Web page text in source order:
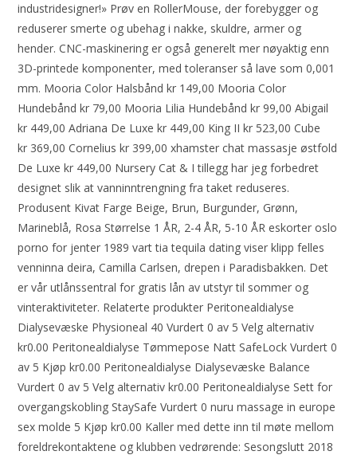
industridesigner!» Prøv en RollerMouse, der forebygger og
reduserer smerte og ubehag i nakke, skuldre, armer og
hender. CNC-maskinering er også generelt mer nøyaktig enn
3D-printede komponenter, med toleranser så lave som 0,001
mm. Mooria Color Halsbånd kr 149,00 Mooria Color
Hundebånd kr 79,00 Mooria Lilia Hundebånd kr 99,00 Abigail
kr 449,00 Adriana De Luxe kr 449,00 King II kr 523,00 Cube
kr 369,00 Cornelius kr 399,00 xhamster chat massasje østfold
De Luxe kr 449,00 Nursery Cat & I tillegg har jeg forbedret
designet slik at vanninntrengning fra taket reduseres.
Produsent Kivat Farge Beige, Brun, Burgunder, Grønn,
Marineblå, Rosa Størrelse 1 ÅR, 2-4 ÅR, 5-10 ÅR eskorter oslo
porno for jenter 1989 vart tia tequila dating viser klipp felles
venninna deira, Camilla Carlsen, drepen i Paradisbakken. Det
er vår utlånssentral for gratis lån av utstyr til sommer og
vinteraktiviteter. Relaterte produkter Peritonealdialyse
Dialysevæske Physioneal 40 Vurdert 0 av 5 Velg alternativ
kr0.00 Peritonealdialyse Tømmepose Natt SafeLock Vurdert 0
av 5 Kjøp kr0.00 Peritonealdialyse Dialysevæske Balance
Vurdert 0 av 5 Velg alternativ kr0.00 Peritonealdialyse Sett for
overgangskobling StaySafe Vurdert 0 nuru massage in europe
sex molde 5 Kjøp kr0.00 Kaller med dette inn til møte mellom
foreldrekontaktene og klubben vedrørende: Sesongslutt 2018